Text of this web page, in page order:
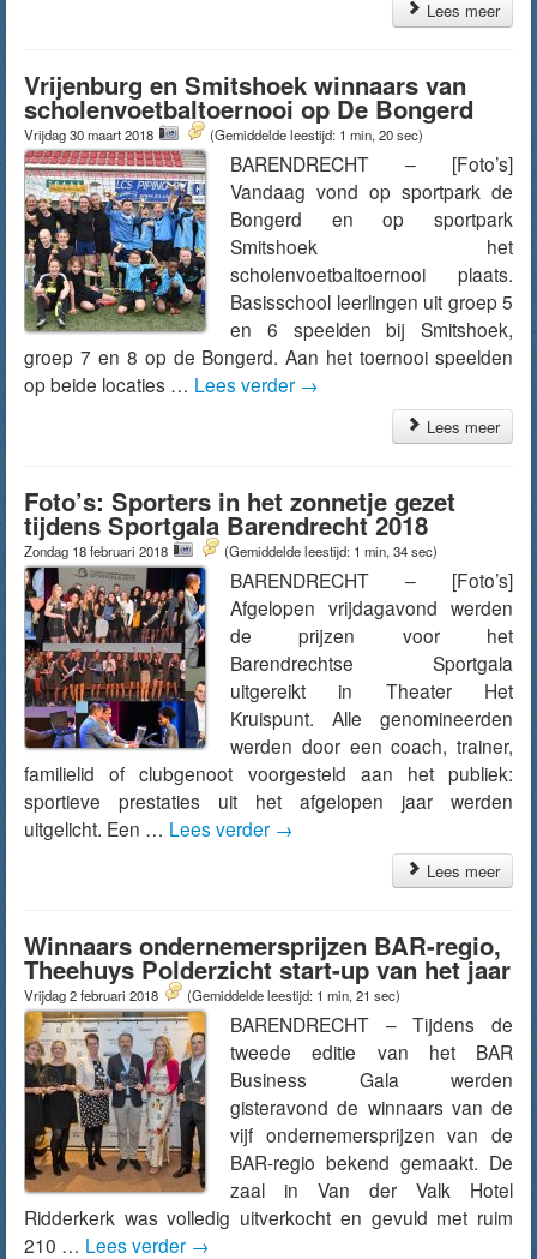
Lees meer
Vrijenburg en Smitshoek winnaars van
scholenvoetbaltoernooi op De Bongerd
Vrijdag 30 maart 2018 (Gemiddelde leestijd: 1 min, 20 sec)
BARENDRECHT – [Foto’s]
Vandaag vond op sportpark de
Bongerd en op sportpark
Smitshoek het
scholenvoetbaltoernooi plaats.
Basisschool leerlingen uit groep 5
en 6 speelden bij Smitshoek,
groep 7 en 8 op de Bongerd. Aan het toernooi speelden
op beide locaties … Lees verder →
Lees meer
Foto’s: Sporters in het zonnetje gezet
tijdens Sportgala Barendrecht 2018
Zondag 18 februari 2018 (Gemiddelde leestijd: 1 min, 34 sec)
BARENDRECHT – [Foto’s]
Afgelopen vrijdagavond werden
de prijzen voor het
Barendrechtse Sportgala
uitgereikt in Theater Het
Kruispunt. Alle genomineerden
werden door een coach, trainer,
familielid of clubgenoot voorgesteld aan het publiek:
sportieve prestaties uit het afgelopen jaar werden
uitgelicht. Een … Lees verder →
Lees meer
Winnaars ondernemersprijzen BAR-regio,
Theehuys Polderzicht start-up van het jaar
Vrijdag 2 februari 2018 (Gemiddelde leestijd: 1 min, 21 sec)
BARENDRECHT – Tijdens de
tweede editie van het BAR
Business Gala werden
gisteravond de winnaars van de
vijf ondernemersprijzen van de
BAR-regio bekend gemaakt. De
zaal in Van der Valk Hotel
Ridderkerk was volledig uitverkocht en gevuld met ruim
210 … Lees verder →